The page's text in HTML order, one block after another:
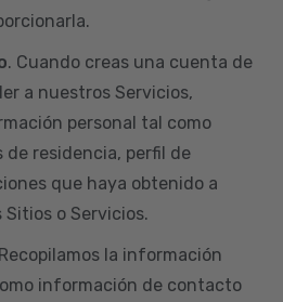
. Cuando creas una cuenta de
a nuestros Servicios,
personal tal como
de residencia, perfil de
que haya obtenido a
o Servicios.
la información
información de contacto